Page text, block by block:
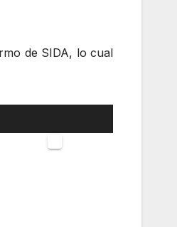
de SIDA, lo cual
las